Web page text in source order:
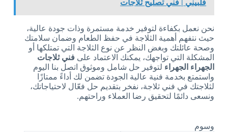
فلبيني | فني تصليح ثلاجات
نحن نعمل بكفاءة لتوفير خدمة مستمرة وذات جودة عالية،
حيث نتفهم أهمية الثلاجة في حفظ الطعام وضمان سلامتك
وصحة عائلتك وبغض النظر عن نوع الثلاجة التي تمتلكها أو
المشكلة التي تواجهك، يمكنك الاعتماد على فني ثلاجات
الجهراء الجهراء لتوفير حل شامل وموثوق اتصل بنا اليوم
واستمتع بخدمة فنية عالية الجودة تضمن لك أداءً ممتازًا
لثلاجتك في فني ثلاجة، نفخر بتقديم حل فعّال لاحتياجاتك،
ونسعى دائمًا لتحقيق رضا العملاء وراحتهم.
وسوم